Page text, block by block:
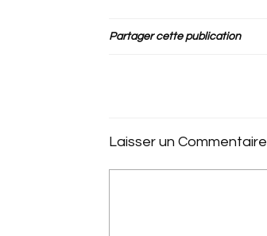
Partager cette publication
Laisser un Commentaire